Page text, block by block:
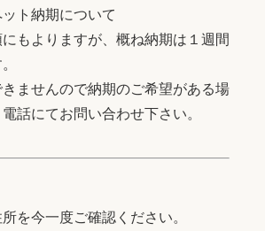
ト納期について
もよりますが、概ね納期は１週間
ませんので納期のご希望がある場
話にてお問い合わせ下さい。
を今一度ご確認ください。